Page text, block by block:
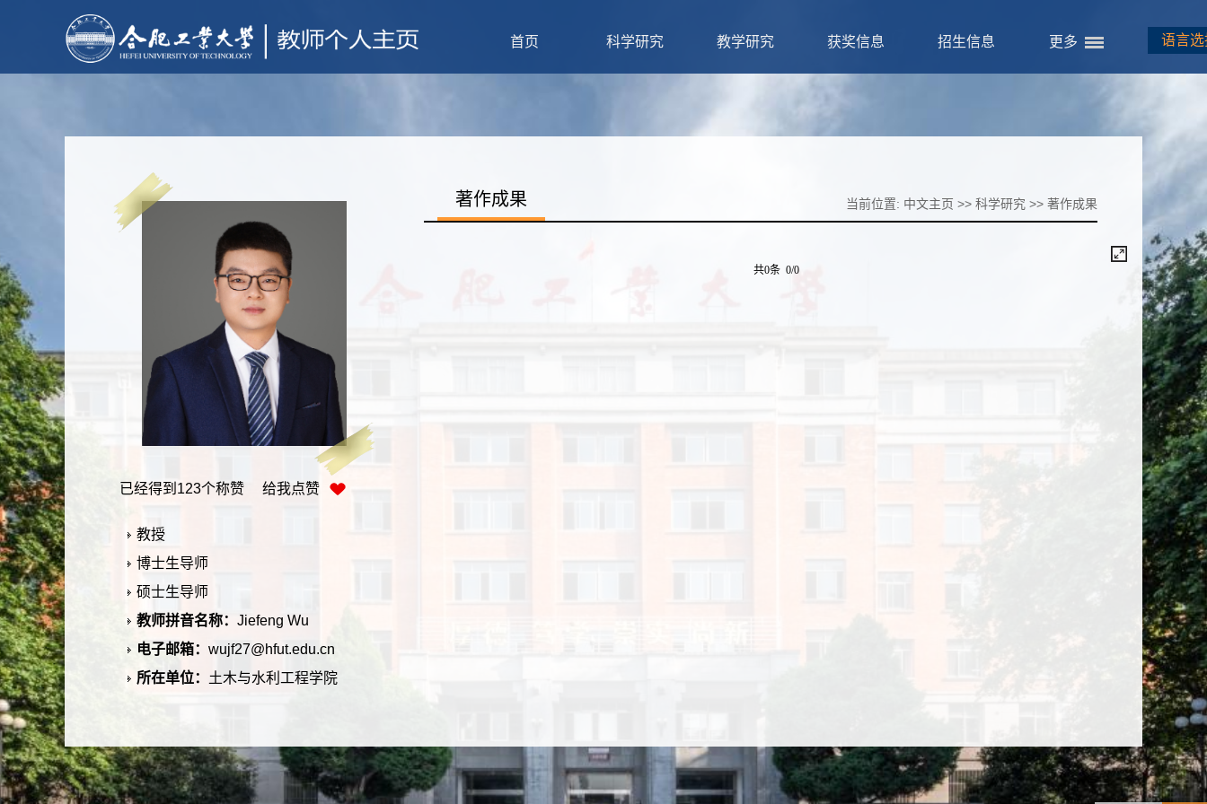
语言选
首页 科学研究 教学研究 获奖信息 招生信息 更多
已经得到 123个称赞 给我点赞
教授
博士生导师
硕士生导师
教师拼音名称： Jiefeng Wu
电子邮箱： wujf27@hfut.edu.cn
所在单位： 土木与水利工程学院
在职信息：在职
毕业院校： 中山大学
著作成果 当前位置: 中文主页 >> 科学研究 >> 著作成果
共0条 0/0